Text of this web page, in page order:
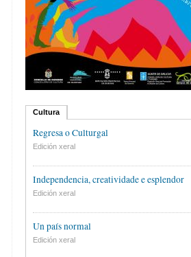
Cultura
Regresa o Culturgal
Edición xeral
Independencia, creatividade e esplendor
Edición xeral
Un país normal
Edición xeral